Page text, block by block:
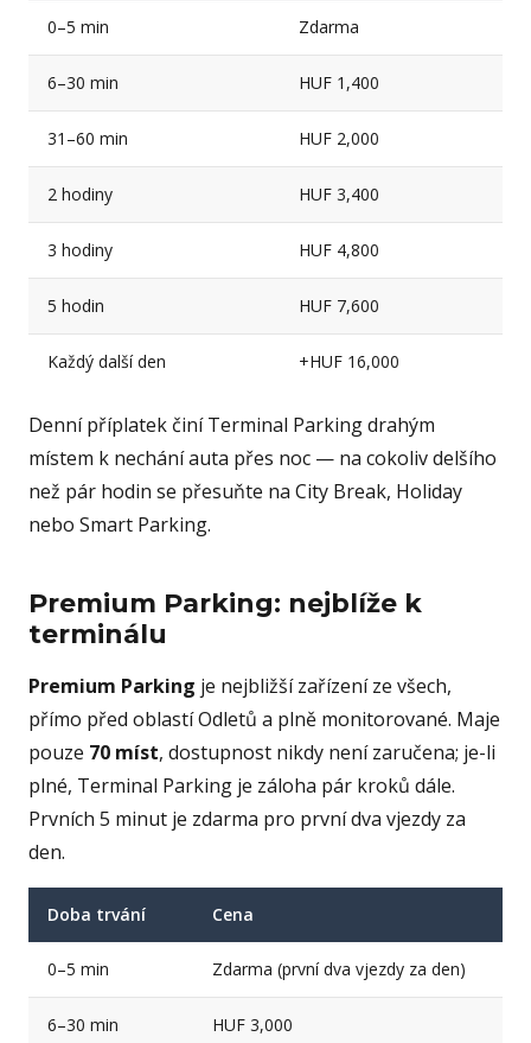
0–5 min Zdarma
6–30 min HUF 1,400
31–60 min HUF 2,000
2 hodiny HUF 3,400
3 hodiny HUF 4,800
5 hodin HUF 7,600
Každý další den +HUF 16,000
Denní příplatek činí Terminal Parking drahým
místem k nechání auta přes noc — na cokoliv delšího
než pár hodin se přesuňte na City Break, Holiday
nebo Smart Parking.
Premium Parking: nejblíže k
terminálu
Premium Parking je nejbližší zařízení ze všech,
přímo před oblastí Odletů a plně monitorované. Maje
pouze 70 míst, dostupnost nikdy není zaručena; je-li
plné, Terminal Parking je záloha pár kroků dále.
Prvních 5 minut je zdarma pro první dva vjezdy za
den.
Doba trvání Cena
0–5 min Zdarma (první dva vjezdy za den)
6–30 min HUF 3,000